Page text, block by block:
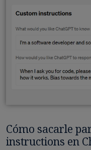
Cómo sacarle
instructions en